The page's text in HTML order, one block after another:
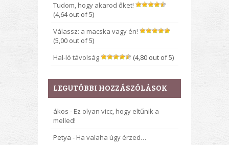
Tudom, hogy akarod őket!
(4,64 out of 5)
Válassz: a macska vagy én!
(5,00 out of 5)
Hal-ló távolság
(4,80 out of 5)
LEGUTÓBBI HOZZÁSZÓLÁSOK
ákos - Ez olyan vicc, hogy eltűnik a
melled!
Petya - Ha valaha úgy érzed…